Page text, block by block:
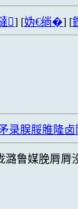
] [妫€绱�] [
录脵脮脽隆卤
潞鲁媒脕脣